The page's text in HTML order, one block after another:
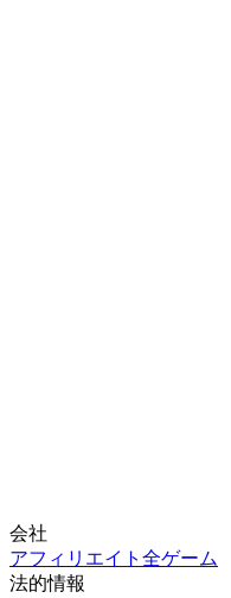
会社
アフィリエイト 全ゲーム
法的情報